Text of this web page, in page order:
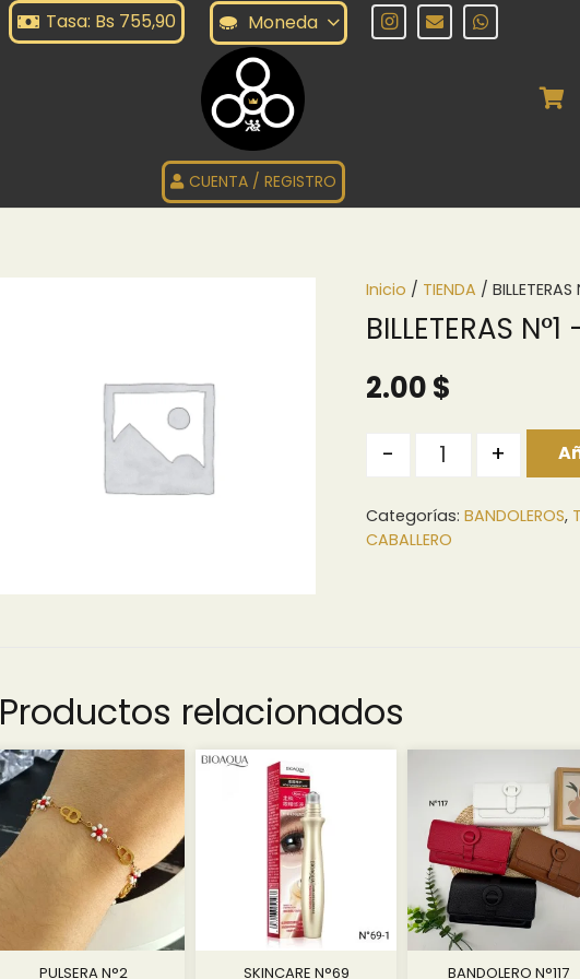
Tasa: Bs 755,90 Moneda
CUENTA / REGISTRO
Inicio / TIENDA / BILLETERAS
BILLETERAS N°1
2.00$
- +
Categorías: BANDOLEROS,
CABALLERO
Productos relacionados
PULSERA N°2 SKINCARE N°69 BANDOLERO N°117